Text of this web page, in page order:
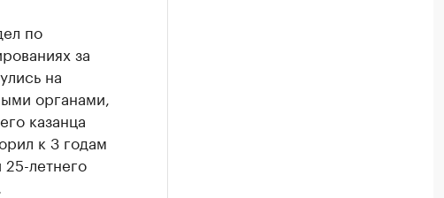
по
за
на
органами,
казанца
к 3 годам
летнего